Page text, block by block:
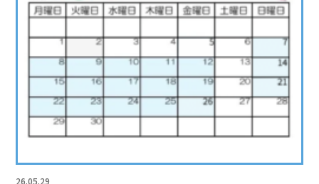
26.05.29